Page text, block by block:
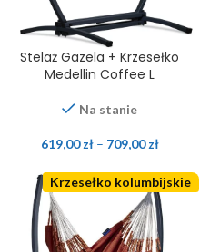
Stelaż Gazela + Krzesełko
Medellin Coffee L
Na stanie
619,00zł – 709,00zł
Krzesełko kolumbijskie